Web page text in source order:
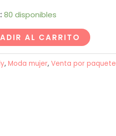
80 disponibles
AL CARRITO
, Moda mujer, Venta por paquete